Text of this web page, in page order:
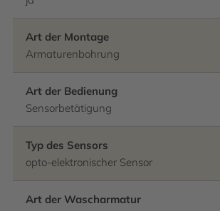
Art der Montage
Armaturenbohrung
Art der Bedienung
Sensorbetätigung
Typ des Sensors
opto-elektronischer Sensor
Art der Wascharmatur